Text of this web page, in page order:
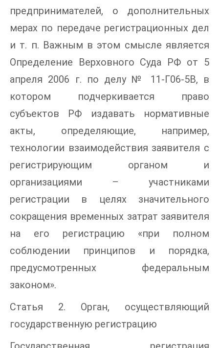
предпринимателей, о дополнительных
мерах по передаче регистрационных дел
и т. п. Важным в этом смысле является
Определение Верховного Суда РФ от 5
апреля 2006 г. по делу № 11-Г06-5В, в
котором подчеркивается право
субъектов РФ издавать нормативные
акты, определяющие, например,
технологии взаимодействия заявителя с
регистрирующим органом и
организациями – участниками
регистрации в целях значительного
сокращения временных затрат заявителя
на его регистрацию «при полном
соблюдении принципов и порядка,
предусмотренных федеральным
законом».
Статья 2. Орган, осуществляющий
государственную регистрацию